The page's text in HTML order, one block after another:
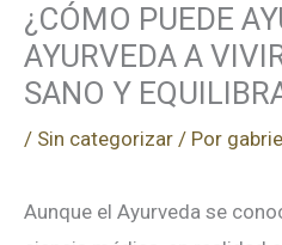
¿CÓMO PUEDE
AYURVEDA A
SANO Y
/ Sin categorizar / Por
Aunque el Ayurveda se